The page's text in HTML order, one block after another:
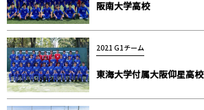
阪南大学高校
2021 G1チーム
東海大学付属大阪仰星高校